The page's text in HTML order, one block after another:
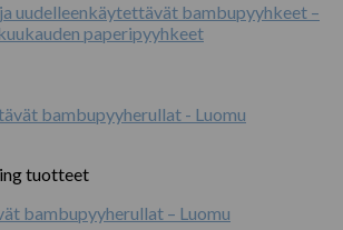
uudelleenkäytettävät bambupyyhkeet –
paperipyyhkeet
tuotteet
bambupyyherullat – Luomu